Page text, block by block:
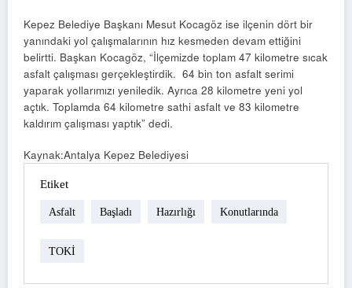
Kepez Belediye Başkanı Mesut Kocagöz ise ilçenin dört bir
yanındaki yol çalışmalarının hız kesmeden devam ettiğini
belirtti. Başkan Kocagöz, “İlçemizde toplam 47 kilometre sıcak
asfalt çalışması gerçekleştirdik. 64 bin ton asfalt serimi
yaparak yollarımızı yeniledik. Ayrıca 28 kilometre yeni yol
açtık. Toplamda 64 kilometre sathi asfalt ve 83 kilometre
kaldırım çalışması yaptık” dedi.
Kaynak:Antalya Kepez Belediyesi
Etiket
Asfalt Başladı Hazırlığı Konutlarında
TOKİ